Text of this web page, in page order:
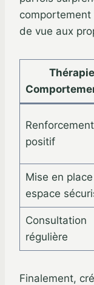
de vue aux
Renforcement
positif
Mise en place
espace
Consultation
régulière
Finalement,